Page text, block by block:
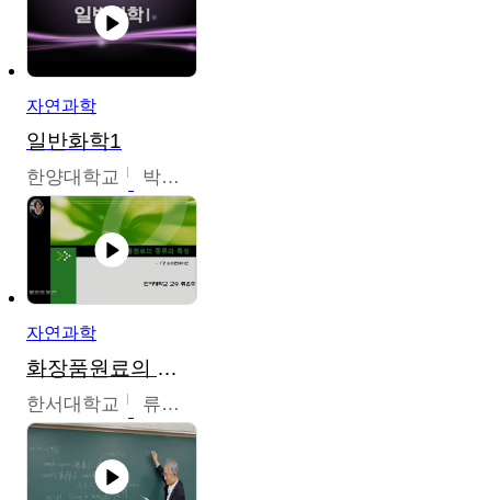
자연과학
일반화학1
한양대학교 박경호
자연과학
화장품원료의 종류와 특성
한서대학교 류은주